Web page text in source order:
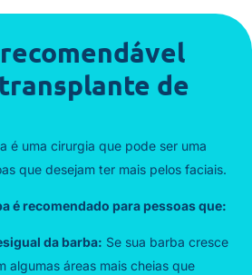
de
é uma cirurgia que pode ser uma
que desejam ter mais pelos faciais.
é recomendado para pessoas que:
da barba: Se sua barba cresce
algumas áreas mais cheias que